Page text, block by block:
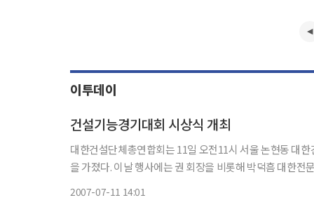
이투데이
건설기능경기대회 시상식 개최
대한건설단체총연합회는 11일 오전11시 서울 논현동 대
을 가졌다. 이날 행사에는 권 회장을 비롯해 박덕흠 대한전문건설협회 회장, 박종학 대한설비건설협회 회장, 허 복 한국건설기술인
2007-07-11 14:01